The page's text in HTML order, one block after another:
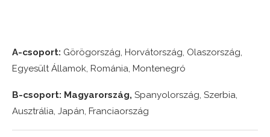
A-csoport: Görögország, Horvátország, Olaszország,
Egyesült Államok, Románia, Montenegró
B-csoport: Magyarország, Spanyolország, Szerbia,
Ausztrália, Japán, Franciaország